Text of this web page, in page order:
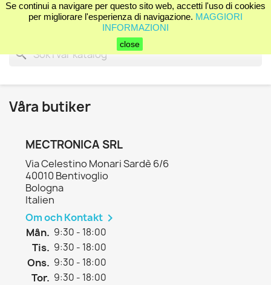
shopping_cart

search
Våra butiker
MECTRONICA SRL
Via Celestino Monari Sardè 6/6
40010 Bentivoglio
Bologna
Italien
Om och Kontakt 
Mån. 9:30 - 18:00
Tis. 9:30 - 18:00
Ons. 9:30 - 18:00
Tor. 9:30 - 18:00
Se continui a navigare per questo sito web, accetti l'uso di cookies
per migliorare l'esperienza di navigazione. MAGGIORI
INFORMAZIONI
close